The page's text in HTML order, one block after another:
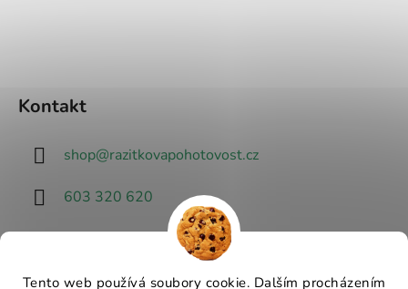
Tento web používá soubory cookie. Dalším procházením
Kontakt
shop@razitkovapohotovost.cz
603 320 620